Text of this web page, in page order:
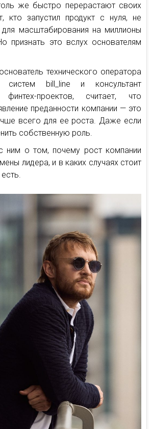
же быстро перерастают своих
кто запустил продукт с нуля, не
для масштабирования на миллионы
признать это вслух основателям
технического оператора
систем bill_line и консультант
финтех-проектов, считает, что
преданности компании — это
всего для ее роста. Даже если
собственную роль.
ним о том, почему рост компании
лидера, и в каких случаях стоит